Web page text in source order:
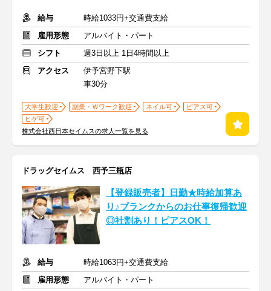
給与
時給1033円+交通費支給
雇用形態
アルバイト・パート
シフト
週3日以上 1日4時間以上
アクセス
伊予宮野下駅
車30分
大学生歓迎 副業・Ｗワーク歓迎 ネイル可
ピアス可
ヒゲ可
株式会社西日本セイムスの求人一覧を見る
ドラッグセイムス 西予三瓶店
【登録販売者】日勤★時給加算あ
り♪ブランクからのお仕事復帰歓迎
◎社割あり！ピアスOK！
給与
時給1063円+交通費支給
雇用形態
アルバイト・パート